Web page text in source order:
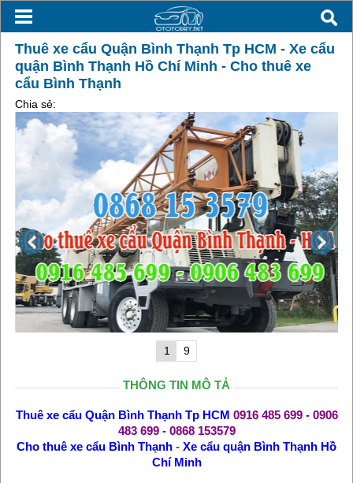
Thuê xe cẩu Quận Bình Thạnh Tp HCM - Xe cẩu
quận Bình Thạnh Hồ Chí Minh - Cho thuê xe
cẩu Bình Thạnh
Chia sẻ:
1 9
THÔNG TIN MÔ TẢ
Thuê xe cẩu Quận Bình Thạnh Tp HCM 0916 485 699 - 0906
483 699 - 0868 153579
Cho thuê xe cẩu Bình Thạnh - Xe cẩu quận Bình Thạnh Hồ
Chí Minh